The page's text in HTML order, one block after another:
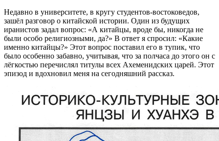
Недавно в университете, в кругу студентов-востоковедов,
зашёл разговор о китайской истории. Один из будущих
иранистов задал вопрос: «А китайцы, вроде бы, никогда не
были особо религиозными, да?» В ответ я спросил: «Какие
именно китайцы?» Этот вопрос поставил его в тупик, что
было особенно забавно, учитывая, что за полчаса до этого он с
лёгкостью перечислял титулы всех Ахеменидских царей. Этот
эпизод и вдохновил меня на сегодняшний рассказ.